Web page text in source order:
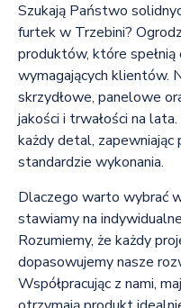
Szukają Państwo
furtek w Trzebini?
produktów, które
wymagających klientów.
skrzydłowe, panelowe
jakości i trwałości na
każdy detal,
standardzie wykonania.
Dlaczego warto wybrać
stawiamy na
Rozumiemy, że każdy
dopasowujemy nasze
Współpracując z nami,